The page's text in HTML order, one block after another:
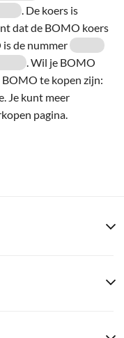
. De koers is
dat de BOMO koers
is de nummer
. Wil je BOMO
BOMO te kopen zijn:
Je kunt meer
pagina.